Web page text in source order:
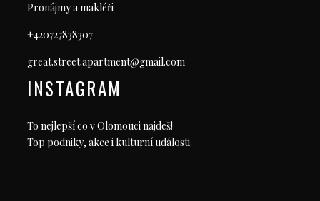
Pronájmy a makléři
+420727838307
great.street.apartment@gmail.com
INSTAGRAM
To nejlepší co v Olomouci najdeš!
Top podniky, akce i kulturní události.